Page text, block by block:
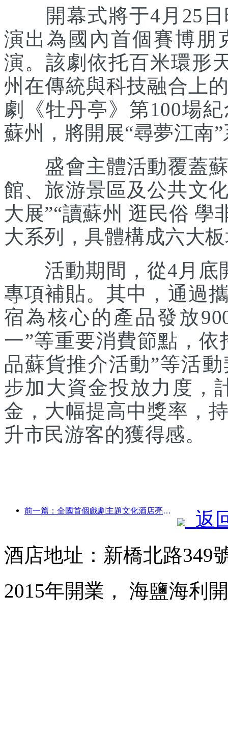
開幕式將于4月25日
演出為國內首個賽博朋
演。該劇依托百米環形
州在傳統與科技融合上
劇《牡丹亭》第100場
蘇州，將開展“尋夢江南
盛會主體活動覆蓋蘇
館、旅游景區及公共文
大展”“讀蘇州 逛民俗 學
大系列，具體構成六大
活動期間，從4月底
專項補貼。其中，通過
宿為核心的產品發放
一”等重要消費節點，
品蘇貨推介活動”等活
步加大資金投放力度，
金，大幅提高中獎率，
升市民游客的獲得感。
前一篇：全國首個戲劇主題文化酒店亮相洛陽
返
酒店地址：新橋北路349
2015年開業， 海鹽海